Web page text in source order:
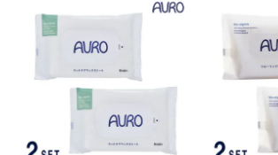
インナー・下着・ナイトウェア
キッズ・ベビー・マタニティ
キッチン用品
フード・ドリンク